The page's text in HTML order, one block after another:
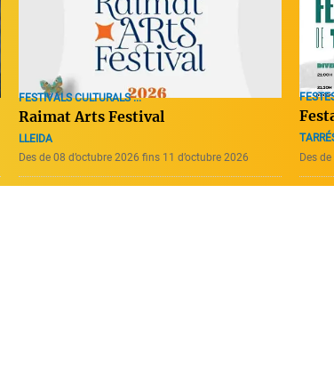
FESTIVALS CULTURALS ...
Raimat Arts Festival
LLEIDA
Des de 08 d’octubre 2026 fins 11 d’octubre 2026
Des